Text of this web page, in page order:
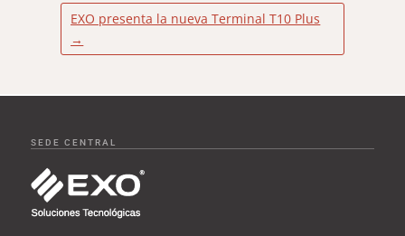
EXO presenta la nueva Terminal T10 Plus
→
SEDE CENTRAL